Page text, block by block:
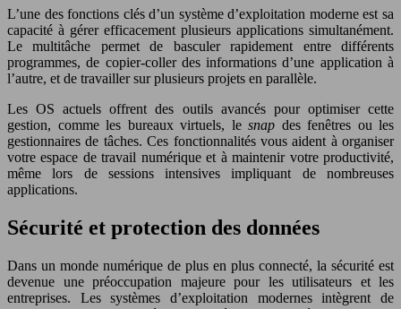
L’une des fonctions clés d’un système d’exploitation moderne est sa
capacité à gérer efficacement plusieurs applications simultanément.
Le multitâche permet de basculer rapidement entre différents
programmes, de copier-coller des informations d’une application à
l’autre, et de travailler sur plusieurs projets en parallèle.
Les OS actuels offrent des outils avancés pour optimiser cette
gestion, comme les bureaux virtuels, le snap des fenêtres ou les
gestionnaires de tâches. Ces fonctionnalités vous aident à organiser
votre espace de travail numérique et à maintenir votre productivité,
même lors de sessions intensives impliquant de nombreuses
applications.
Sécurité et protection des données
Dans un monde numérique de plus en plus connecté, la sécurité est
devenue une préoccupation majeure pour les utilisateurs et les
entreprises. Les systèmes d’exploitation modernes intègrent de